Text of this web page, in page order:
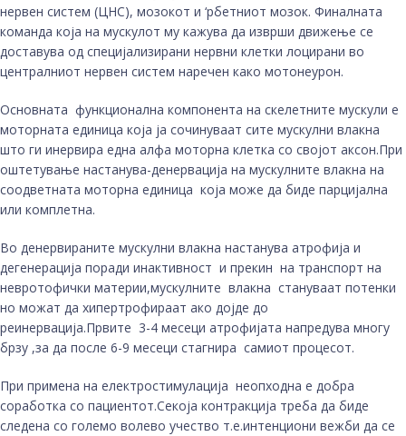
нервен систем (ЦНС), мозокот и ‘рбетниот мозок. Финалната
команда која на мускулот му кажува да изврши движење се
доставува од специјализирани нервни клетки лоцирани во
централниот нервен систем наречен како мотонеурон.
Основната функционална компонента на скелетните мускули е
моторната единица која ја сочинуваат сите мускулни влакна
што ги инервира една алфа моторна клетка со својот аксон.При
оштетување настанува-денервација на мускулните влакна на
соодветната моторна единица која може да биде парцијална
или комплетна.
Во денервираните мускулни влакна настанува атрофија и
дегенерација поради инактивност и прекин на транспорт на
невротофички материи,мускулните влакна стануваат потенки
но можат да хипертрофираат ако дојде до
реинервација.Првите 3-4 месеци атрофијата напредува многу
брзу ,за да после 6-9 месеци стагнира самиот процесот.
При примена на електростимулација неопходна е добра
соработка со пациентот.Секоја контракција треба да биде
следена со големо волево учество т.е.интенциони вежби да се